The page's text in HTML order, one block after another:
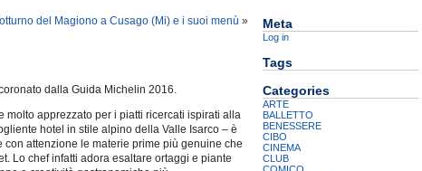
del Magiono a Cusago (Mi) e i suoi menù »
dalla Guida Michelin 2016.
molto apprezzato per i piatti ricercati ispirati alla
hotel in stile alpino della Valle Isarco – è
attenzione le materie prime più genuine che
Lo chef infatti adora esaltare ortaggi e piante
Meta
Log in
Tags
Categories
ARTE
BALLETTO
BENESSERE
CIBO
CINEMA
CLUB